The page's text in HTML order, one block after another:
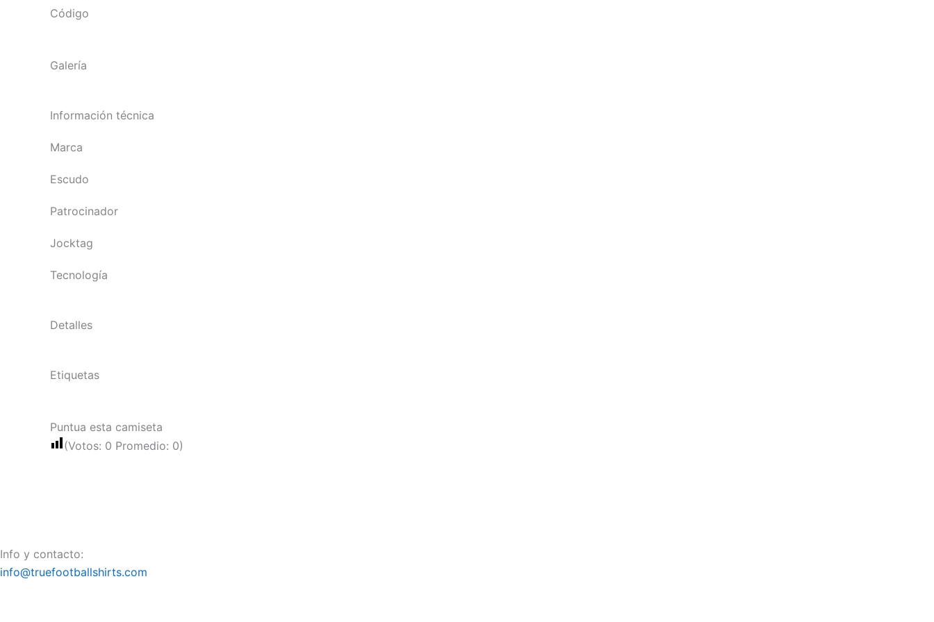
Código
Galería
Información técnica
Marca
Escudo
Patrocinador
Jocktag
Tecnología
Detalles
Etiquetas
Puntua esta camiseta
(Votos: 0 Promedio: 0)
Info y contacto:
info@truefootballshirts.com